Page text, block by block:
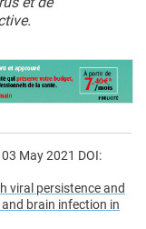
May 2021 DOI:
viral persistence and
brain infection in